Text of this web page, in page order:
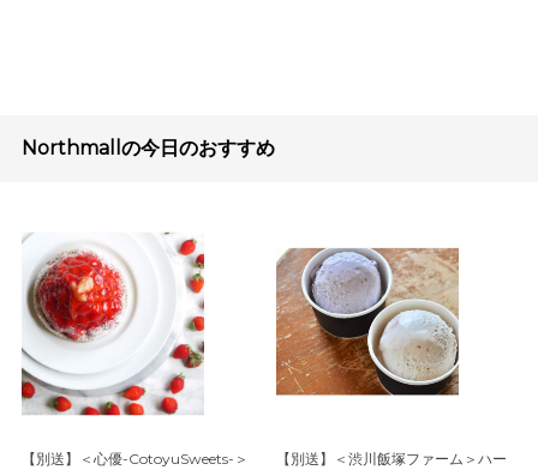
Northmallの今日のおすすめ
【別送】＜心優-CotoyuSweets-＞
【別送】＜渋川飯塚ファーム＞ハー